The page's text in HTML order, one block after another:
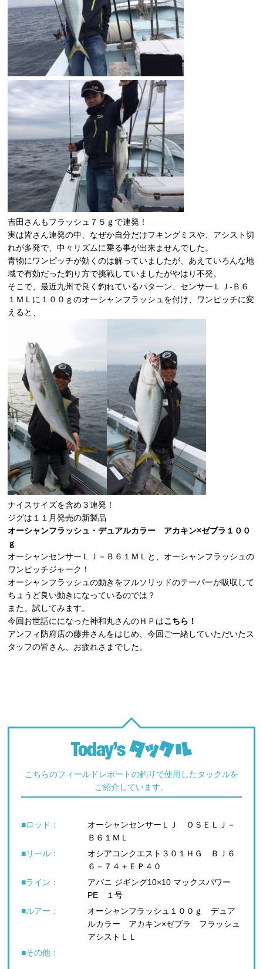
吉田さんもフラッシュ７５ｇで連発！
実は皆さん連発の中、なぜか自分だけフキングミスや、アシスト切
れが多発で、中々リズムに乗る事が出来ませんでした。
青物にワンピッチが効くのは解っていましたが、あえていろんな地
域で有効だった釣り方で挑戦していましたがやはり不発。
そこで、最近九州で良く釣れているパターン、センサーＬＪ-Ｂ６
１ＭＬに１００ｇのオーシャンフラッシュを付け、ワンピッチに変
えると、
ナイスサイズを含め３連発！
ジグは１１月発売の新製品
オーシャンフラッシュ・デュアルカラー アカキン×ゼブラ１００
ｇ
オーシャンセンサーＬＪ－Ｂ６１ＭＬと、オーシャンフラッシュの
ワンピッチジャーク！
オーシャンフラッシュの動きをフルソリッドのテーパーが吸収して
ちょうど良い動きになっているのでは？
また、試してみます。
今回お世話にになった神和丸さんのＨＰはこちら！
アンフィ防府店の藤井さんをはじめ、今回ご一緒していただいたス
タッフの皆さん、お疲れさまでした。
こちらのフィールドレポートの釣りで使用したタックルを
ご紹介しています。
■ロッド：
オーシャンセンサーＬＪ ＯＳＥＬＪ－
Ｂ６１ＭＬ
■リール：
オシアコンクエスト３０１ＨＧ ＢＪ６
６－７４＋ＥＰ４０
■ライン：
アバニ ジギング10×10 マックスパワー
PE １号
■ルアー：
オーシャンフラッシュ１００ｇ デュア
ルカラー アカキン×ゼブラ フラッシュ
アシストＬＬ
■その他：